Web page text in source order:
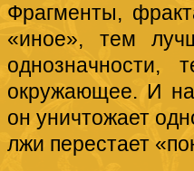
Фрагменты,
«иное», тем
однозначности,
окружающее. И
он уничтожает
лжи перестает